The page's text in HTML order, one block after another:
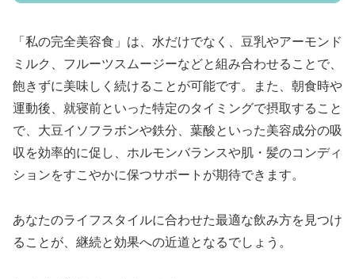
「私の完全美容食」は、水だけでなく、豆乳やアーモンド
ミルク、フルーツスムージーなどと組み合わせることで、
飽きずに美味しく続けることが可能です。また、朝食時や
運動後、就寝前といった特定のタイミングで摂取すること
で、大豆イソフラボンや鉄分、葉酸といった美容成分の吸
収を効率的に促し、ホルモンバランスや肌・髪のコンディ
ションをすこやかに保つサポートが期待できます。
あなたのライフスタイルに合わせた最適な飲み方を見つけ
ることが、継続と効果への近道となるでしょう。